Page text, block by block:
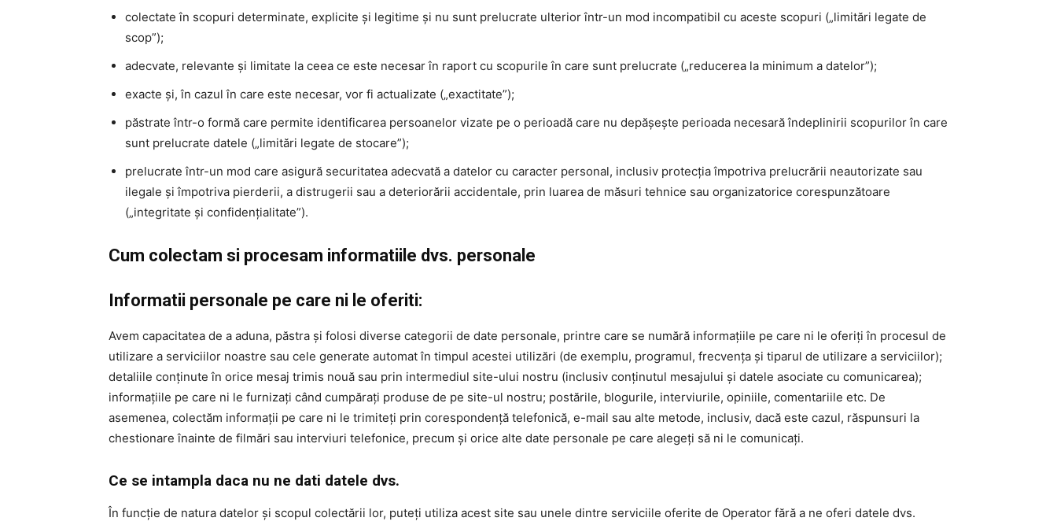
colectate în scopuri determinate, explicite și legitime și nu sunt prelucrate ulterior într-un mod incompatibil cu aceste scopuri („limitări legate de
scop”);
adecvate, relevante și limitate la ceea ce este necesar în raport cu scopurile în care sunt prelucrate („reducerea la minimum a datelor”);
exacte și, în cazul în care este necesar, vor fi actualizate („exactitate”);
păstrate într-o formă care permite identificarea persoanelor vizate pe o perioadă care nu depășește perioada necesară îndeplinirii scopurilor în care
sunt prelucrate datele („limitări legate de stocare”);
prelucrate într-un mod care asigură securitatea adecvată a datelor cu caracter personal, inclusiv protecția împotriva prelucrării neautorizate sau
ilegale și împotriva pierderii, a distrugerii sau a deteriorării accidentale, prin luarea de măsuri tehnice sau organizatorice corespunzătoare
(„integritate și confidențialitate”).
Cum colectam si procesam informatiile dvs. personale
Informatii personale pe care ni le oferiti:
Avem capacitatea de a aduna, păstra și folosi diverse categorii de date personale, printre care se numără informațiile pe care ni le oferiți în procesul de
utilizare a serviciilor noastre sau cele generate automat în timpul acestei utilizări (de exemplu, programul, frecvența și tiparul de utilizare a serviciilor);
detaliile conținute în orice mesaj trimis nouă sau prin intermediul site-ului nostru (inclusiv conținutul mesajului și datele asociate cu comunicarea);
informațiile pe care ni le furnizați când cumpărați produse de pe site-ul nostru; postările, blogurile, interviurile, opiniile, comentariile etc. De
asemenea, colectăm informații pe care ni le trimiteți prin corespondență telefonică, e-mail sau alte metode, inclusiv, dacă este cazul, răspunsuri la
chestionare înainte de filmări sau interviuri telefonice, precum și orice alte date personale pe care alegeți să ni le comunicați.
Ce se intampla daca nu ne dati datele dvs.
În funcție de natura datelor și scopul colectării lor, puteți utiliza acest site sau unele dintre serviciile oferite de Operator fără a ne oferi datele dvs.